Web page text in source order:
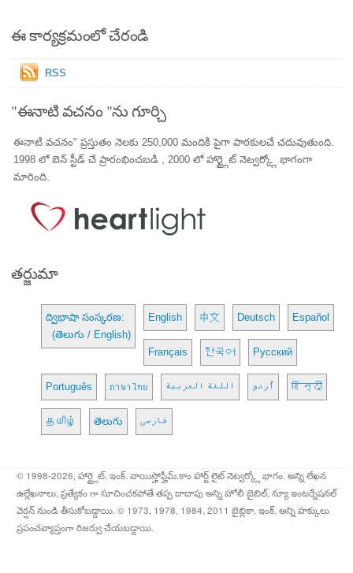
ఈ కార్యక్రమంలో చేరండి
RSS
"ఈనాటి వచనం "ను గూర్చి
ఈనాటి వచనం" ప్రస్తుతం నెలకు 250,000 మందికి పైగా పాఠకులచే చదువుతుంది.
1998 లో బెన్ స్టీడ్ చే ప్రారంభించబడి , 2000 లో హార్ట్లైట్ నెట్వర్క్లో భాగంగా
మారింది.
తర్జుమా
ద్విభాషా సంస్కరణ:
(తెలుగు / English)
English 中文 Deutsch Español
Français 한국어 Русский
Português ภาษาไทย اللغة العربية اُردو हिन्दी
தமிழ் తెలుగు فارسی
© 1998-2026, హార్ట్లైట్, ఇంక్. వాయిస్హోఫ్హీమ్.కాం హార్ట్ లైట్ నెట్వర్క్లో భాగం. అన్ని లేఖన
ఉల్లేఖనాలు, ప్రత్యేకం గా సూచించకపోతే తప్ప దాదాపు అన్ని హోలీ బైబిల్, న్యూ ఇంటర్నేషనల్
వెర్షన్ నుండి తీసుకోబడ్డాయి. © 1973, 1978, 1984, 2011 బైబ్లికా, ఇంక్. అన్ని హక్కులు
ప్రపంచవ్యాప్తంగా రిజర్వు చేయబడ్డాయి.